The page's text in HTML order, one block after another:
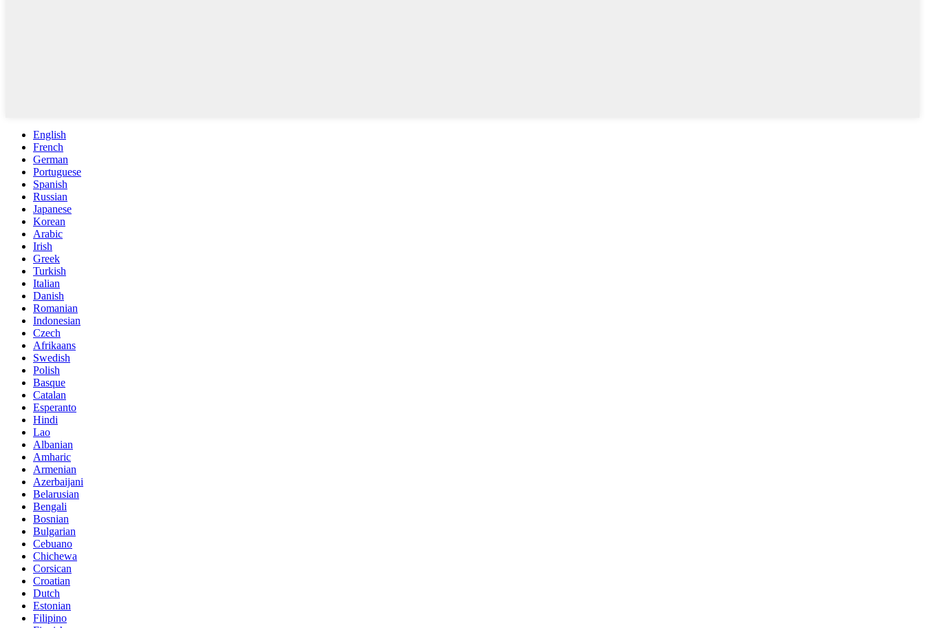
English
French
German
Portuguese
Spanish
Russian
Japanese
Korean
Arabic
Irish
Greek
Turkish
Italian
Danish
Romanian
Indonesian
Czech
Afrikaans
Swedish
Polish
Basque
Catalan
Esperanto
Hindi
Lao
Albanian
Amharic
Armenian
Azerbaijani
Belarusian
Bengali
Bosnian
Bulgarian
Cebuano
Chichewa
Corsican
Croatian
Dutch
Estonian
Filipino